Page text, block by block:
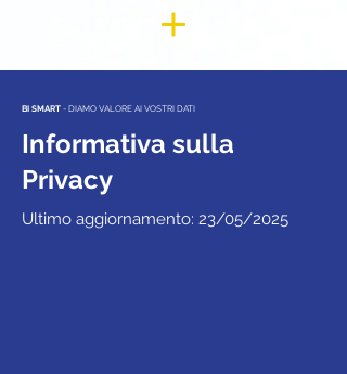
BI SMART - DIAMO VALORE AI VOSTRI DATI
Informativa sulla
Privacy
Ultimo aggiornamento: 23/05/2025